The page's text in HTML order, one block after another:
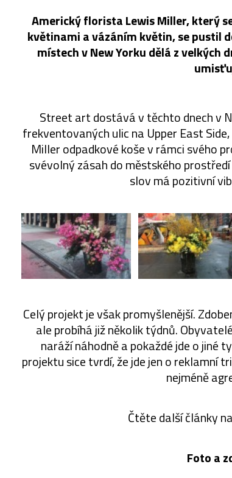
Americký florista Lewis Miller, který
květinami a vázáním květin, se pustil
místech v New Yorku dělá z velkých
Street art dostává v těchto dnech v
frekventovaných ulic na Upper East
Miller odpadkové koše v rámci svého
svévolný zásah do městského
slov má pozitivní
Celý projekt je však promyšlenější.
ale probíhá již několik týdnů.
naráží náhodně a pokaždé jde o jiné
projektu sice tvrdí, že jde jen o reklamní
nejméně
Čtěte další články
Foto a